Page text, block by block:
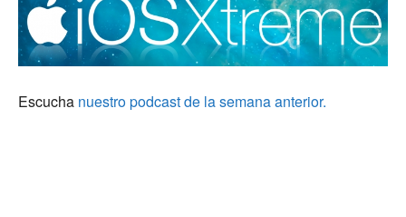
Escucha nuestro podcast de la semana anterior.